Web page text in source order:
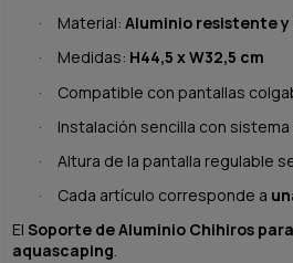
· Material: Aluminio resistente
· Medidas: H44,5 x W32,5 cm
· Compatible con pantallas
· Instalación sencilla con sistema
· Altura de la pantalla regulable
· Cada artículo corresponde a
El Soporte de Aluminio Chihiros
aquascaping.